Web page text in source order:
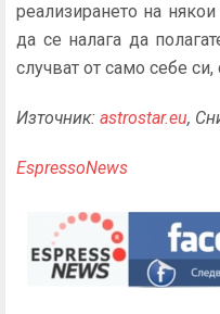
реализирането на
да се налага да
случват от само себе
Източник: astrostar.eu,
EspressoNews